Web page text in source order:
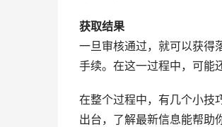
获取结果
一旦审核通过，就可以获得
手续。在这一过程中，可能
在整个过程中，有几个小技
出台，了解最新信息能帮助